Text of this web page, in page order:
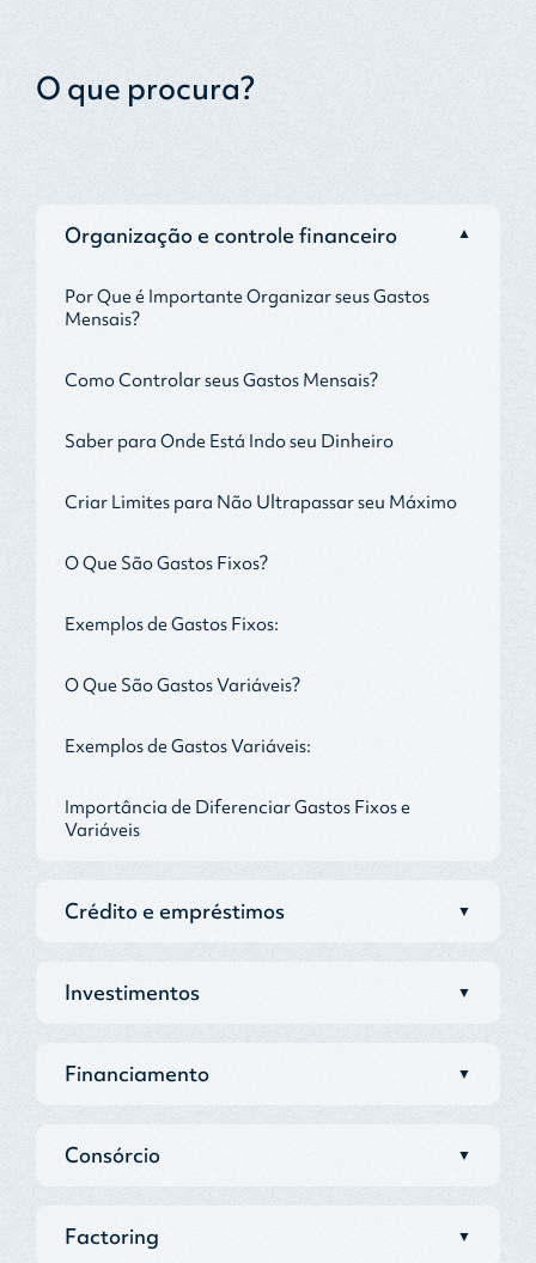
O que procura?
Organização e controle financeiro ▼
Por Que é Importante Organizar seus Gastos
Mensais?
Como Controlar seus Gastos Mensais?
Saber para Onde Está Indo seu Dinheiro
Criar Limites para Não Ultrapassar seu Máximo
O Que São Gastos Fixos?
Exemplos de Gastos Fixos:
O Que São Gastos Variáveis?
Exemplos de Gastos Variáveis:
Importância de Diferenciar Gastos Fixos e
Variáveis
Crédito e empréstimos ▼
Investimentos ▼
Financiamento ▼
Consórcio ▼
Factoring ▼